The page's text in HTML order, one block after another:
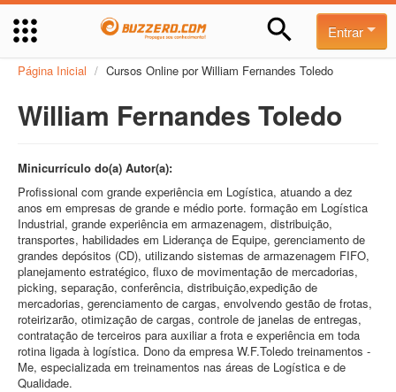
Entrar
Página Inicial / Cursos Online por William Fernandes Toledo
William Fernandes Toledo
Minicurrículo do(a) Autor(a):
Profissional com grande experiência em Logística, atuando a dez
anos em empresas de grande e médio porte. formação em Logística
Industrial, grande experiência em armazenagem, distribuição,
transportes, habilidades em Liderança de Equipe, gerenciamento de
grandes depósitos (CD), utilizando sistemas de armazenagem FIFO,
planejamento estratégico, fluxo de movimentação de mercadorias,
picking, separação, conferência, distribuição,expedição de
mercadorias, gerenciamento de cargas, envolvendo gestão de frotas,
roteirizarão, otimização de cargas, controle de janelas de entregas,
contratação de terceiros para auxiliar a frota e experiência em toda
rotina ligada à logística. Dono da empresa W.F.Toledo treinamentos -
Me, especializada em treinamentos nas áreas de Logística e de
Qualidade.